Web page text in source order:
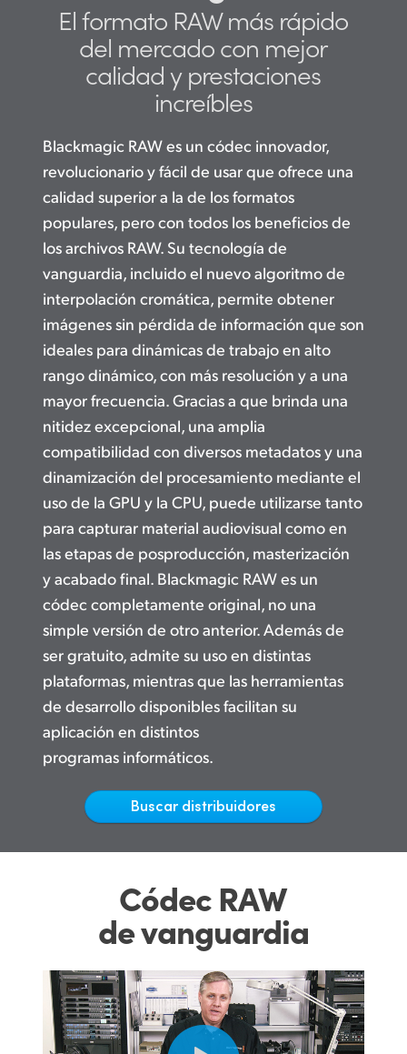
Finland
France
India
Japan
Korea
Mexico
Malaysia
Netherlands
New Zealand
Norway
Poland
Portugal
Singapore
España
Chinese Taipei
Turkey
United Kingdom
El formato RAW más rápido
del mercadocon mejor
calidady prestaciones
increíbles
Blackmagic RAW es un códec innovador,
revolucionario y fácil de usar que ofrece una
calidad superior a la de los formatos
populares, pero con todos los beneficios de
los archivos RAW. Su tecnología de
vanguardia, incluido el nuevo algoritmo de
interpolación cromática, permite obtener
imágenes sin pérdida de información que son
ideales para dinámicas de trabajo en alto
rango dinámico, con más resolución y a una
mayor frecuencia. Gracias a que brinda una
nitidez excepcional, una amplia
compatibilidad con diversos metadatos y una
dinamización del procesamiento mediante el
uso de la GPU y la CPU, puede utilizarse tanto
para capturar material audiovisual como en
las etapas de posproducción, masterización
y acabado final. Blackmagic RAW es un
códec completamente original, no una
simple versión de otro anterior. Además de
ser gratuito, admite su uso en distintas
plataformas, mientras que las herramientas
de desarrollo disponibles facilitan su
aplicación en distintos
programas informáticos.
Buscar distribuidores
Códec RAW
de vanguardia